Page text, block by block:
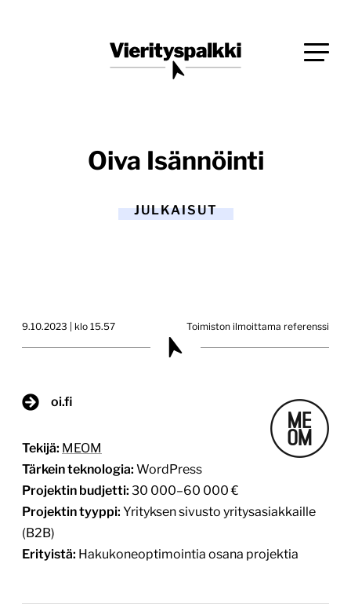
Vierityspalkki.fi
Oiva Isännöinti
JULKAISUT
9.10.2023 | klo 15.57 Toimiston ilmoittama referenssi
oi.fi
Tekijä: MEOM
Tärkein teknologia: WordPress
Projektin budjetti: 30 000–60 000 €
Projektin tyyppi: Yrityksen sivusto yritysasiakkaille
(B2B)
Erityistä: Hakukoneoptimointia osana projektia